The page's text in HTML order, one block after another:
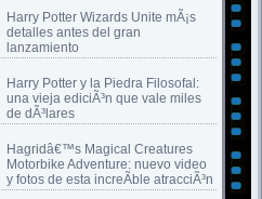
Harry Potter Wizards Unite mÃ¡s
detalles antes del gran
lanzamiento
Harry Potter y la Piedra Filosofal:
una vieja ediciÃ³n que vale miles
de dÃ³lares
Hagridâ€™s Magical Creatures
Motorbike Adventure: nuevo video
y fotos de esta increÃ­ble atracciÃ³n